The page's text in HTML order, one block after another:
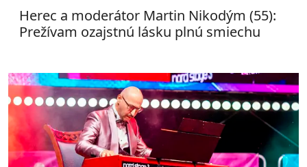
Herec a moderátor Martin Nikodým (55):
Prežívam ozajstnú lásku plnú smiechu